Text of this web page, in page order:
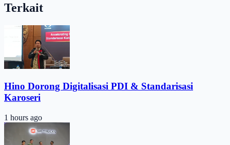
Terkait
Hino Dorong Digitalisasi PDI & Standarisasi
Karoseri
1 hours ago